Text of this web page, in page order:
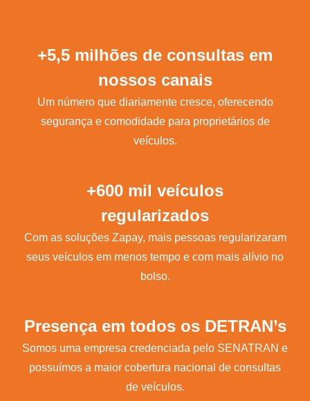
+5,5 milhões de consultas em
nossos canais
Um número que diariamente cresce, oferecendo
segurança e comodidade para proprietários de
veículos.
+600 mil veículos
regularizados
Com as soluções Zapay, mais pessoas regularizaram
seus veículos em menos tempo e com mais alívio no
bolso.
Presença em todos os DETRAN’s
Somos uma empresa credenciada pelo SENATRAN e
possuímos a maior cobertura nacional de consultas
de veículos.